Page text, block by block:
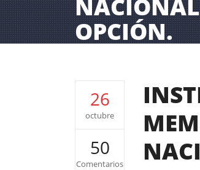
OPCIÓN.
26
octubre
50
Comentarios